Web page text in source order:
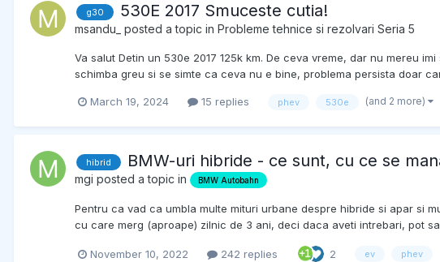
g30 530E 2017 Smuceste cutia!
msandu_ posted a topic in Probleme tehnice si rezolvari Seria 5
Va salut Detin un 530e 2017 125k km. De ceva vreme, dar nu mereu
schimba greu si se simte ca ceva nu e bine, problema persista doar
March 19, 2024 15 replies phev 530e (and 2 more)
hibrid BMW-uri hibride - ce sunt, cu ce se
mgi posted a topic in BMW Autobahn
Pentru ca vad ca umbla multe mituri urbane despre hibride si apar si
cu care merg (aproape) zilnic de 3 ani, deci daca aveti intrebari, pot
November 10, 2022 242 replies 2 ev phev